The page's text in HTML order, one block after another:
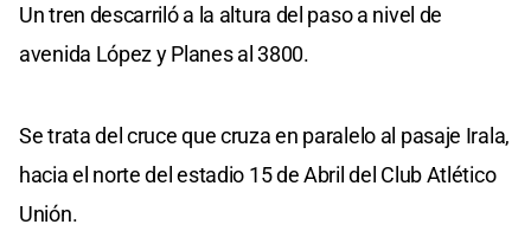
Un tren descarriló a la altura del paso a nivel de
avenida López y Planes al 3800.
Se trata del cruce que cruza en paralelo al pasaje Irala,
hacia el norte del estadio 15 de Abril del Club Atlético
Unión.